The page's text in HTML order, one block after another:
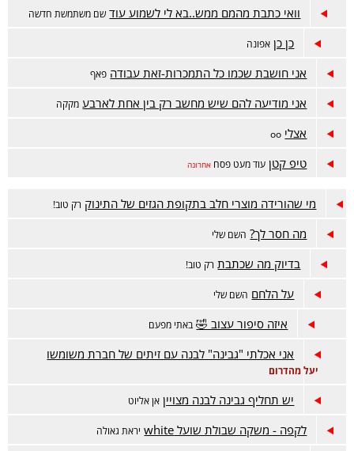
וואי כתבת מהמם ממש..בא לי לשמוע עוד שם משתמשת חדשה
כן כן אפונה
אני חושבת שכמו כל התמכרות-זאת עבודה פאף
אני מודיעה להם שיש מחשב רק בין אחת לארבע מקקה
אצלי oo
טיפ קטן עוד מעט פסח אחרונה
מי שהורידה מוצרי חלב בתקופת הגזים של התינוק רק טוב!
מה חסר לך? השם שלי
בדיוק מה שכתבת רק טוב!
על הלחם השם שלי
איזה סיפור עצוב 🤣 באתי מפעם
אני אכלתי "גבינה" לבנה עם זיתים של חברת משומשו
יעל מהדרום
יש תחליף גבינה לבנה מצויין אן אליוט
לקפה - משקה שבולת שועל white יראת גאולה